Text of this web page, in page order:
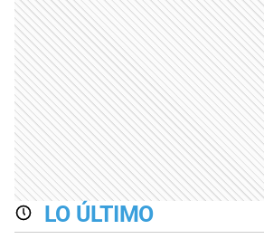
LO ÚLTIMO